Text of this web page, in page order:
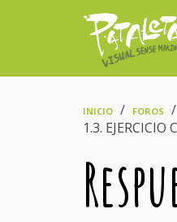
INICIO FOROS
1.3. EJERCICIO